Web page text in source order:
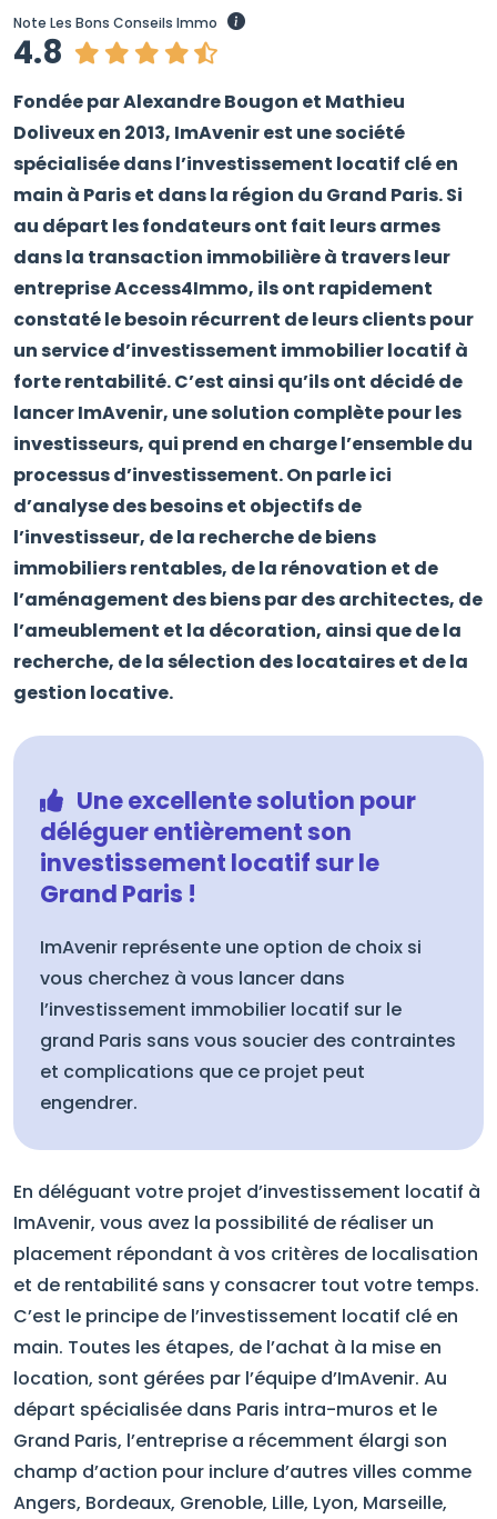
Note Les Bons Conseils Immo
4.8
Fondée par Alexandre Bougon et Mathieu
Doliveux en 2013, ImAvenir est une société
spécialisée dans l’investissement locatif clé en
main à Paris et dans la région du Grand Paris. Si
au départ les fondateurs ont fait leurs armes
dans la transaction immobilière à travers leur
entreprise Access4Immo, ils ont rapidement
constaté le besoin récurrent de leurs clients pour
un service d’investissement immobilier locatif à
forte rentabilité. C’est ainsi qu’ils ont décidé de
lancer ImAvenir, une solution complète pour les
investisseurs, qui prend en charge l’ensemble du
processus d’investissement. On parle ici
d’analyse des besoins et objectifs de
l’investisseur, de la recherche de biens
immobiliers rentables, de la rénovation et de
l’aménagement des biens par des architectes, de
l’ameublement et la décoration, ainsi que de la
recherche, de la sélection des locataires et de la
gestion locative.
Une excellente solution pour
déléguer entièrement son
investissement locatif sur le
Grand Paris !
ImAvenir représente une option de choix si
vous cherchez à vous lancer dans
l’investissement immobilier locatif sur le
grand Paris sans vous soucier des contraintes
et complications que ce projet peut
engendrer.
En déléguant votre projet d’investissement locatif à
ImAvenir, vous avez la possibilité de réaliser un
placement répondant à vos critères de localisation
et de rentabilité sans y consacrer tout votre temps.
C’est le principe de l’investissement locatif clé en
main. Toutes les étapes, de l’achat à la mise en
location, sont gérées par l’équipe d’ImAvenir. Au
départ spécialisée dans Paris intra-muros et le
Grand Paris, l’entreprise a récemment élargi son
champ d’action pour inclure d’autres villes comme
Angers, Bordeaux, Grenoble, Lille, Lyon, Marseille,